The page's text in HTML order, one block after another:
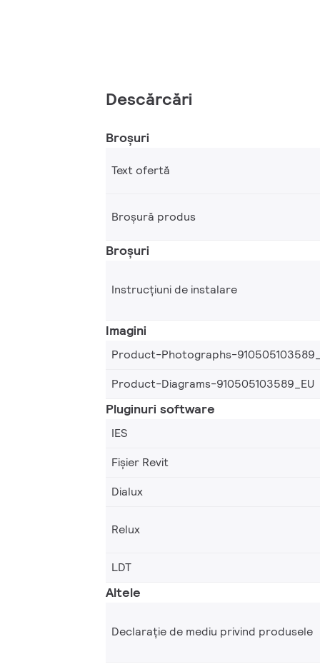
Descărcări
Broșuri
Text ofertă
Broșură produs
Broșuri
Instrucțiuni de instalare
Imagini
Product-Photographs-
Product-Diagrams-910505103589_EU
Pluginuri software
IES
Fișier Revit
Dialux
Relux
LDT
Altele
Declarație de mediu privind produsele